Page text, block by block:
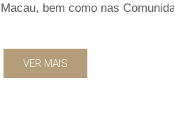
bem como nas
VER MAIS